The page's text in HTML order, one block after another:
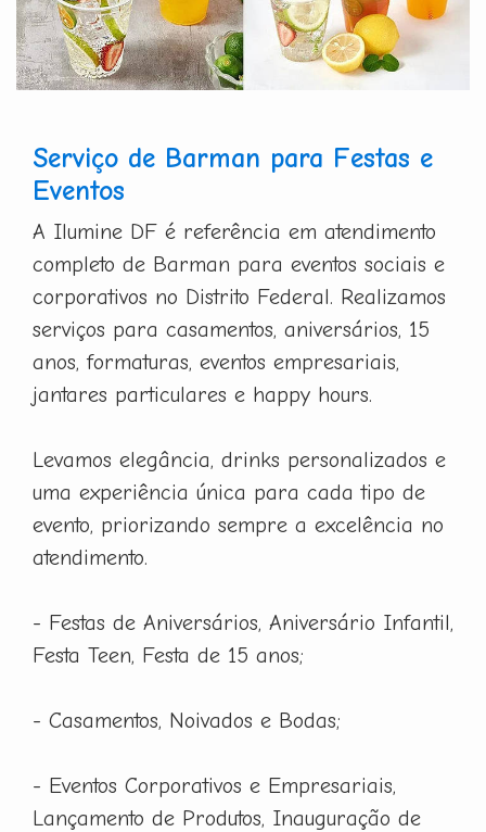
Serviço de Barman para Festas e
Eventos
A Ilumine DF é referência em atendimento
completo de Barman para eventos sociais e
corporativos no Distrito Federal. Realizamos
serviços para casamentos, aniversários, 15
anos, formaturas, eventos empresariais,
jantares particulares e happy hours.
Levamos elegância, drinks personalizados e
uma experiência única para cada tipo de
evento, priorizando sempre a excelência no
atendimento.
- Festas de Aniversários, Aniversário Infantil,
Festa Teen, Festa de 15 anos;
- Casamentos, Noivados e Bodas;
- Eventos Corporativos e Empresariais,
Lançamento de Produtos, Inauguração de